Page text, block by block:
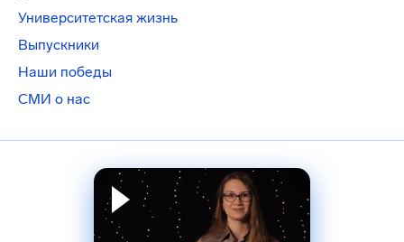
Университетская жизнь
Выпускники
Наши победы
СМИ о нас